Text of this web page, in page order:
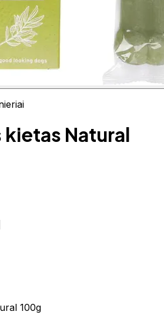
kietas Natural
100g